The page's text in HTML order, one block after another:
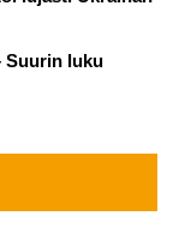
Suurin luku